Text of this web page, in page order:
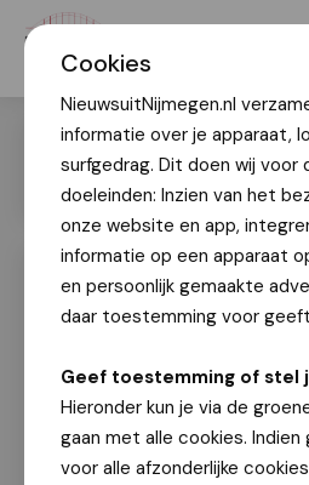
Cookies
NieuwsuitNijmegen.nl
informatie over je apparaat,
surfgedrag. Dit doen wij voor
doeleinden: Inzien van het
onze website en app,
informatie op een apparaat
en persoonlijk gemaakte
daar toestemming voor
Geef toestemming of stel
Hieronder kun je via de
gaan met alle cookies.
voor alle afzonderlijke
4Daagse 2025, de
Vierdaagsefeesten!
Klik op een foto voor